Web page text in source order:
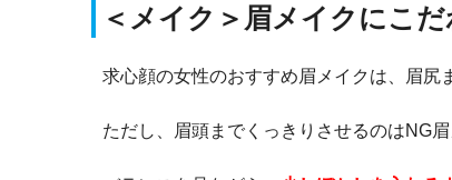
＜メイク＞眉メイクにこだ
求心顔の女性のおすすめ眉メイクは、眉尻
ただし、眉頭までくっきりさせるのはNG眉